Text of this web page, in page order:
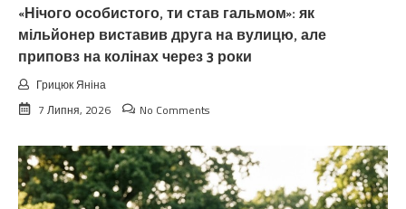
«Нічого особистого, ти став гальмом»: як
мільйонер виставив друга на вулицю, але
приповз на колінах через 3 роки
Грицюк Яніна
7 Липня, 2026
No Comments